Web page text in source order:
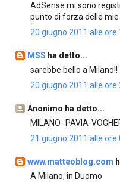
AdSense mi sono
punto di forza delle mie
20 giugno 2011 alle ore
MSS ha detto...
sarebbe bello a Milano!!
20 giugno 2011 alle ore
Anonimo ha detto...
MILANO- PAVIA-
21 giugno 2011 alle ore
www.matteoblog.com
A Milano, in Duomo